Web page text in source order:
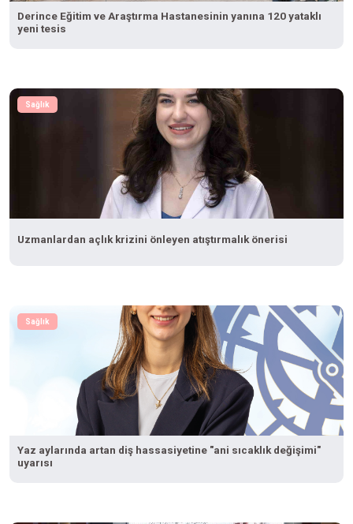
Derince Eğitim ve Araştırma Hastanesinin yanına 120 yataklı
yeni tesis
Sağlık
Uzmanlardan açlık krizini önleyen atıştırmalık önerisi
Sağlık
Yaz aylarında artan diş hassasiyetine "ani sıcaklık değişimi"
uyarısı